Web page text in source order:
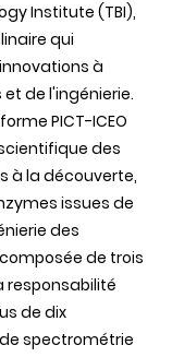
Institute (TBI),
qui
à
de l'ingénierie.
PICT-ICEO
des
à la découverte,
issues de
des
de trois
responsabilité
de dix
spectrométrie